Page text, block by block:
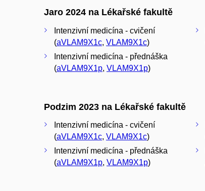
Jaro 2024 na Lékařské fakultě
Intenzivní medicína - cvičení
(aVLAM9X1c, VLAM9X1c)
Intenzivní medicína - přednáška
(aVLAM9X1p, VLAM9X1p)
Podzim 2023 na Lékařské fakultě
Intenzivní medicína - cvičení
(aVLAM9X1c, VLAM9X1c)
Intenzivní medicína - přednáška
(aVLAM9X1p, VLAM9X1p)